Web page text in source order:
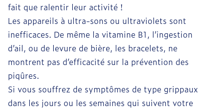
fait que ralentir leur activité !
Les appareils à ultra-sons ou ultraviolets sont
inefficaces. De même la vitamine B1, l’ingestion
d’ail, ou de levure de bière, les bracelets, ne
montrent pas d’efficacité sur la prévention des
piqûres.
Si vous souffrez de symptômes de type grippaux
dans les jours ou les semaines qui suivent votre